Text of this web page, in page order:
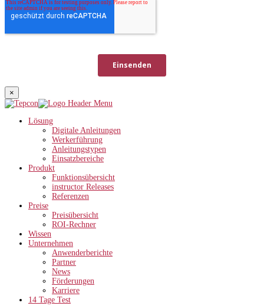
×
Lösung
Digitale Anleitungen
Werkerführung
Anleitungstypen
Einsatzbereiche
Produkt
Funktionsübersicht
instructor Releases
Referenzen
Preise
Preisübersicht
ROI-Rechner
Wissen
Unternehmen
Anwenderberichte
Partner
News
Förderungen
Karriere
14 Tage Test